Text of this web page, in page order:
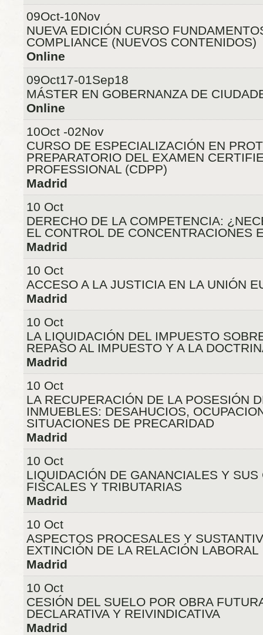
09Oct-10Nov
NUEVA EDICIÓN CURSO
COMPLIANCE (NUEVOS CONTENIDOS)
Online
09Oct17-01Sep18
MÁSTER EN GOBERNANZA DE
Online
10Oct -02Nov
CURSO DE ESPECIALIZACIÓN EN
PREPARATORIO DEL EXAMEN
PROFESSIONAL (CDPP)
Madrid
10 Oct
DERECHO DE LA COMPETENCIA:
EL CONTROL DE CONCENTRACIONES
Madrid
10 Oct
ACCESO A LA JUSTICIA EN LA UNIÓN
Madrid
10 Oct
LA LIQUIDACIÓN DEL IMPUESTO
REPASO AL IMPUESTO Y A LA
Madrid
10 Oct
LA RECUPERACIÓN DE LA POSESIÓN
INMUEBLES: DESAHUCIOS,
SITUACIONES DE PRECARIDAD
Madrid
10 Oct
LIQUIDACIÓN DE GANANCIALES Y
FISCALES Y TRIBUTARIAS
Madrid
10 Oct
ASPECTOS PROCESALES Y
EXTINCIÓN DE LA RELACIÓN LABORAL
Madrid
10 Oct
CESIÓN DEL SUELO POR OBRA
DECLARATIVA Y REIVINDICATIVA
Madrid